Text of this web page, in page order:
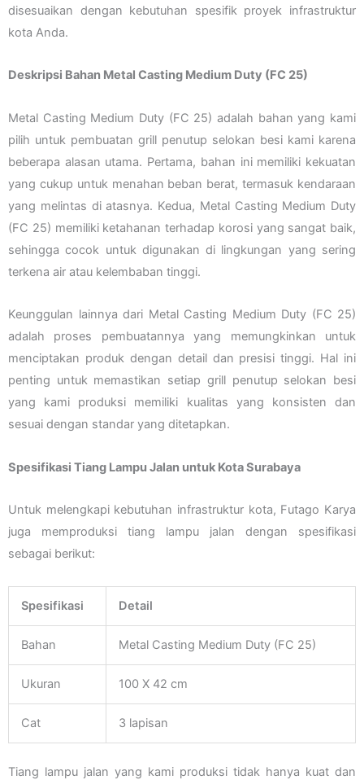
disesuaikan dengan kebutuhan spesifik proyek infrastruktur
kota Anda.
Deskripsi Bahan Metal Casting Medium Duty (FC 25)
Metal Casting Medium Duty (FC 25) adalah bahan yang kami
pilih untuk pembuatan grill penutup selokan besi kami karena
beberapa alasan utama. Pertama, bahan ini memiliki kekuatan
yang cukup untuk menahan beban berat, termasuk kendaraan
yang melintas di atasnya. Kedua, Metal Casting Medium Duty
(FC 25) memiliki ketahanan terhadap korosi yang sangat baik,
sehingga cocok untuk digunakan di lingkungan yang sering
terkena air atau kelembaban tinggi.
Keunggulan lainnya dari Metal Casting Medium Duty (FC 25)
adalah proses pembuatannya yang memungkinkan untuk
menciptakan produk dengan detail dan presisi tinggi. Hal ini
penting untuk memastikan setiap grill penutup selokan besi
yang kami produksi memiliki kualitas yang konsisten dan
sesuai dengan standar yang ditetapkan.
Spesifikasi Tiang Lampu Jalan untuk Kota Surabaya
Untuk melengkapi kebutuhan infrastruktur kota, Futago Karya
juga memproduksi tiang lampu jalan dengan spesifikasi
sebagai berikut:
Spesifikasi Detail
Bahan Metal Casting Medium Duty (FC 25)
Ukuran 100 X 42 cm
Cat 3 lapisan
Tiang lampu jalan yang kami produksi tidak hanya kuat dan